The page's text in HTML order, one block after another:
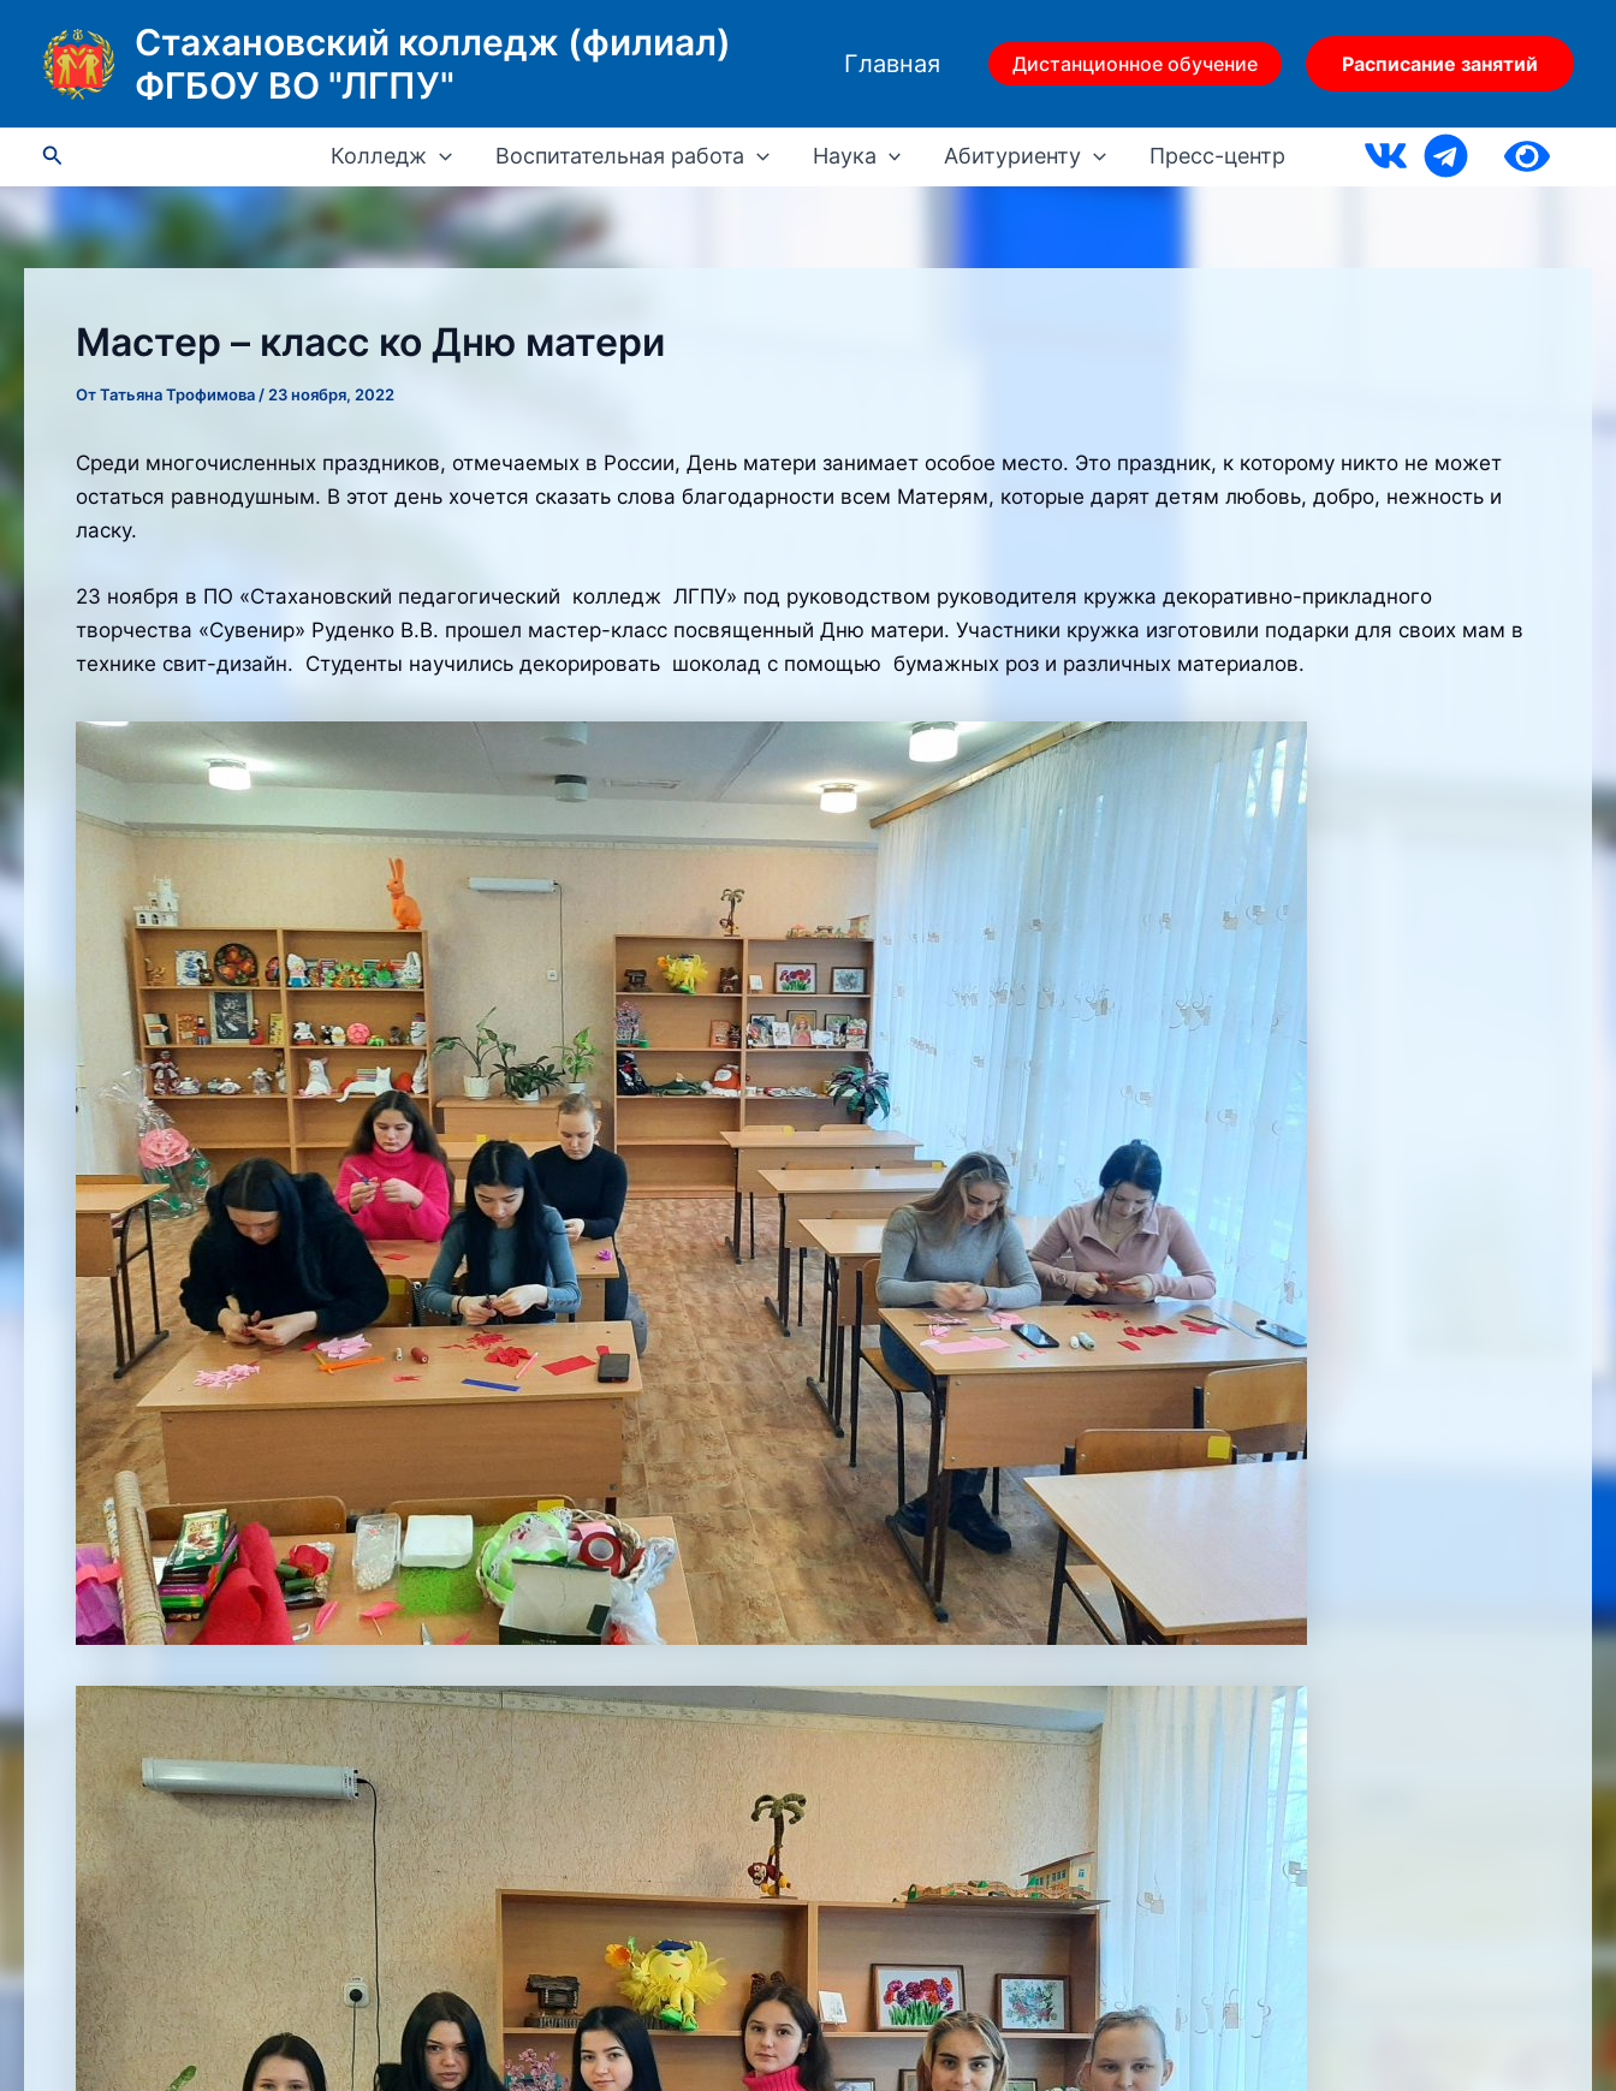
содержимому
Стахановский колледж (филиал)
ФГБОУ ВО "ЛГПУ"
Главная Дистанционное обучение Расписание занятий
Поиск Колледж Воспитательная работа Наука Абитуриенту Пресс-центр
Мастер – класс ко Дню матери
ОтТатьяна Трофимова / 23 ноября, 2022
Среди многочисленных праздников, отмечаемых в России, День матери занимает особое место. Это праздник, к которому никто не может
остаться равнодушным. В этот день хочется сказать слова благодарности всем Матерям, которые дарят детям любовь, добро, нежность и
ласку.
23 ноября в ПО «Стахановский педагогический колледж ЛГПУ» под руководством руководителя кружка декоративно-прикладного
творчества «Сувенир» Руденко В.В. прошел мастер-класс посвященный Дню матери. Участники кружка изготовили подарки для своих мам в
технике свит-дизайн. Студенты научились декорировать шоколад с помощью бумажных роз и различных материалов.